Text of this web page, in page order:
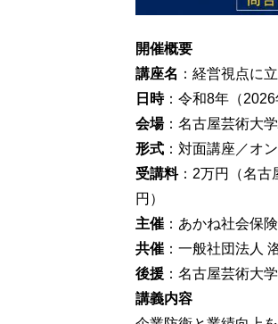
開催概要
講座名 ：経営視点に
日時：令和8年（
会場：名古屋芸術大
形式 ：対面講座／オ
受講料：2万円（名古
円）
主催 ：あかね社会保
共催 ：一般社団法人
後援 ：名古屋芸術大学
講義内容